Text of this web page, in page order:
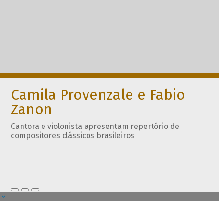
Camila Provenzale e Fabio
Zanon
Cantora e violonista apresentam repertório de
compositores clássicos brasileiros